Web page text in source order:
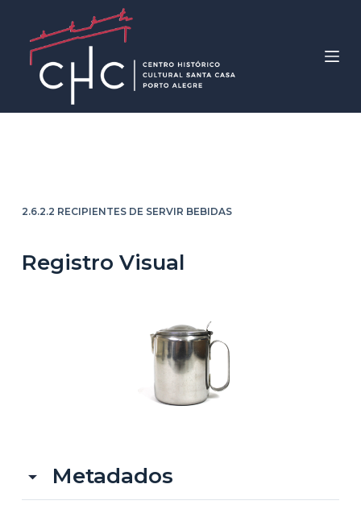
o
n
2.6.2.2 RECIPIENTES DE SERVIR BEBIDAS
Registro Visual
Metadados